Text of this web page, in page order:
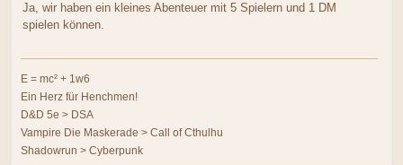
Ja, wir haben ein kleines Abenteuer mit 5 Spielern und 1 DM
spielen können.
E = mc² + 1w6
Ein Herz für Henchmen!
D&D 5e > DSA
Vampire Die Maskerade > Call of Cthulhu
Shadowrun > Cyberpunk